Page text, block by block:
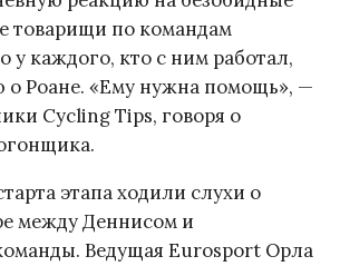
товарищи по командам
у каждого, кто с ним работал,
о Роане. «Ему нужна помощь», —
Cycling Tips, говоря о
этапа ходили слухи о
между Деннисом и
Ведущая Eurosport Орла